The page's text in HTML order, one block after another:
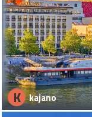
K kajano